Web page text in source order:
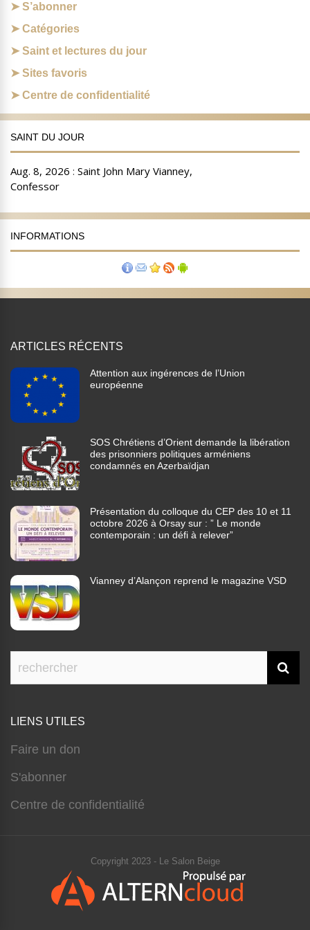
S’abonner
Catégories
Saint et lectures du jour
Sites favoris
Centre de confidentialité
SAINT DU JOUR
INFORMATIONS
ARTICLES RÉCENTS
Attention aux ingérences de l’Union
européenne
SOS Chrétiens d’Orient demande la libération
des prisonniers politiques arméniens
condamnés en Azerbaïdjan
Présentation du colloque du CEP des 10 et 11
octobre 2026 à Orsay sur : ” Le monde
contemporain : un défi à relever”
Vianney d’Alançon reprend le magazine VSD
LIENS UTILES
Faire un don
S'abonner
Centre de confidentialité
Copyright 2023 - Le Salon Beige